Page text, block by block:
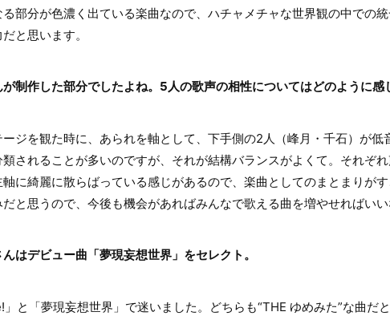
部分が色濃く出ている楽曲なので、ハチャメチャな世界観の中での
と思います。
制作した部分でしたよね。5人の歌声の相性についてはどのように感
ジを観た時に、あられを軸として、下手側の2人（峰月・千石）が低
類されることが多いのですが、それが結構バランスがよくて。それぞ
に綺麗に散らばっている感じがあるので、楽曲としてのまとまりが
と思うので、今後も機会があればみんなで歌える曲を増やせればいい
デビュー曲「夢現妄想世界」をセレクト。
と「夢現妄想世界」で迷いました。どちらも“THE ゆめみた”な曲だ